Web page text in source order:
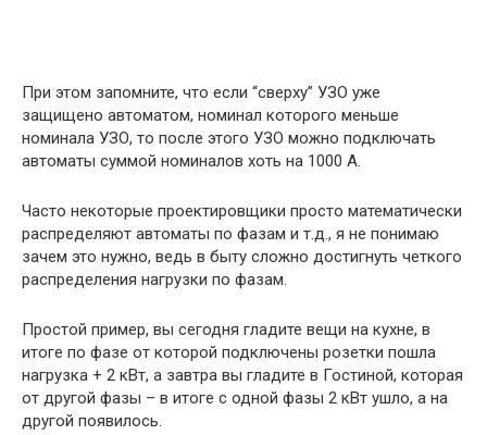
При этом запомните, что если “сверху” УЗО уже
защищено автоматом, номинал которого меньше
номинала УЗО, то после этого УЗО можно подключать
автоматы суммой номиналов хоть на 1000 А.
Часто некоторые проектировщики просто математически
распределяют автоматы по фазам и т.д., я не понимаю
зачем это нужно, ведь в быту сложно достигнуть четкого
распределения нагрузки по фазам.
Простой пример, вы сегодня гладите вещи на кухне, в
итоге по фазе от которой подключены розетки пошла
нагрузка + 2 кВт, а завтра вы гладите в Гостиной, которая
от другой фазы – в итоге с одной фазы 2 кВт ушло, а на
другой появилось.